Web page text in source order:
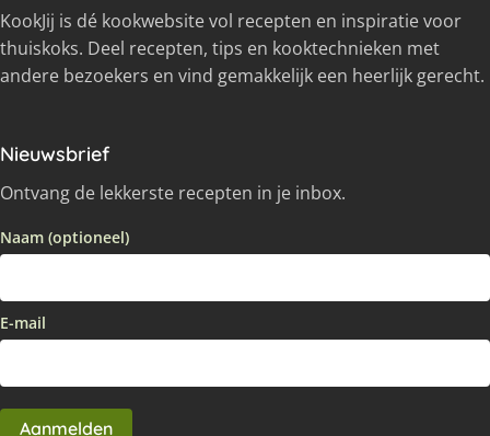
KookJij is dé kookwebsite vol recepten en inspiratie voor
thuiskoks. Deel recepten, tips en kooktechnieken met
andere bezoekers en vind gemakkelijk een heerlijk gerecht.
Nieuwsbrief
Ontvang de lekkerste recepten in je inbox.
Naam (optioneel)
E-mail
Aanmelden